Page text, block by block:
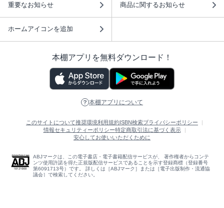
重要なお知らせ 商品に関するお知らせ
ホームアイコンを追加
本棚アプリを無料ダウンロード！
本棚アプリについて
このサイトについて推奨環境利用規約ISBN検索プライバシーポリシー
情報セキュリティーポリシー特定商取引法に基づく表示
安心してお使いいただくために
ABJマークは、この電子書店・電子書籍配信サービスが、 著作権者からコンテ
ンツ使用許諾を得た正規版配信サービスであることを示す登録商標（登録番号
第6091713号）です。 詳しくは［ABJマーク］または［電子出版制作・流通協
議会］で検索してください。